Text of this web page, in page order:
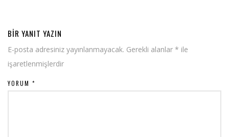
BIR YANIT YAZIN
E-posta adresiniz yayınlanmayacak. Gerekli alanlar * ile
işaretlenmişlerdir
YORUM *